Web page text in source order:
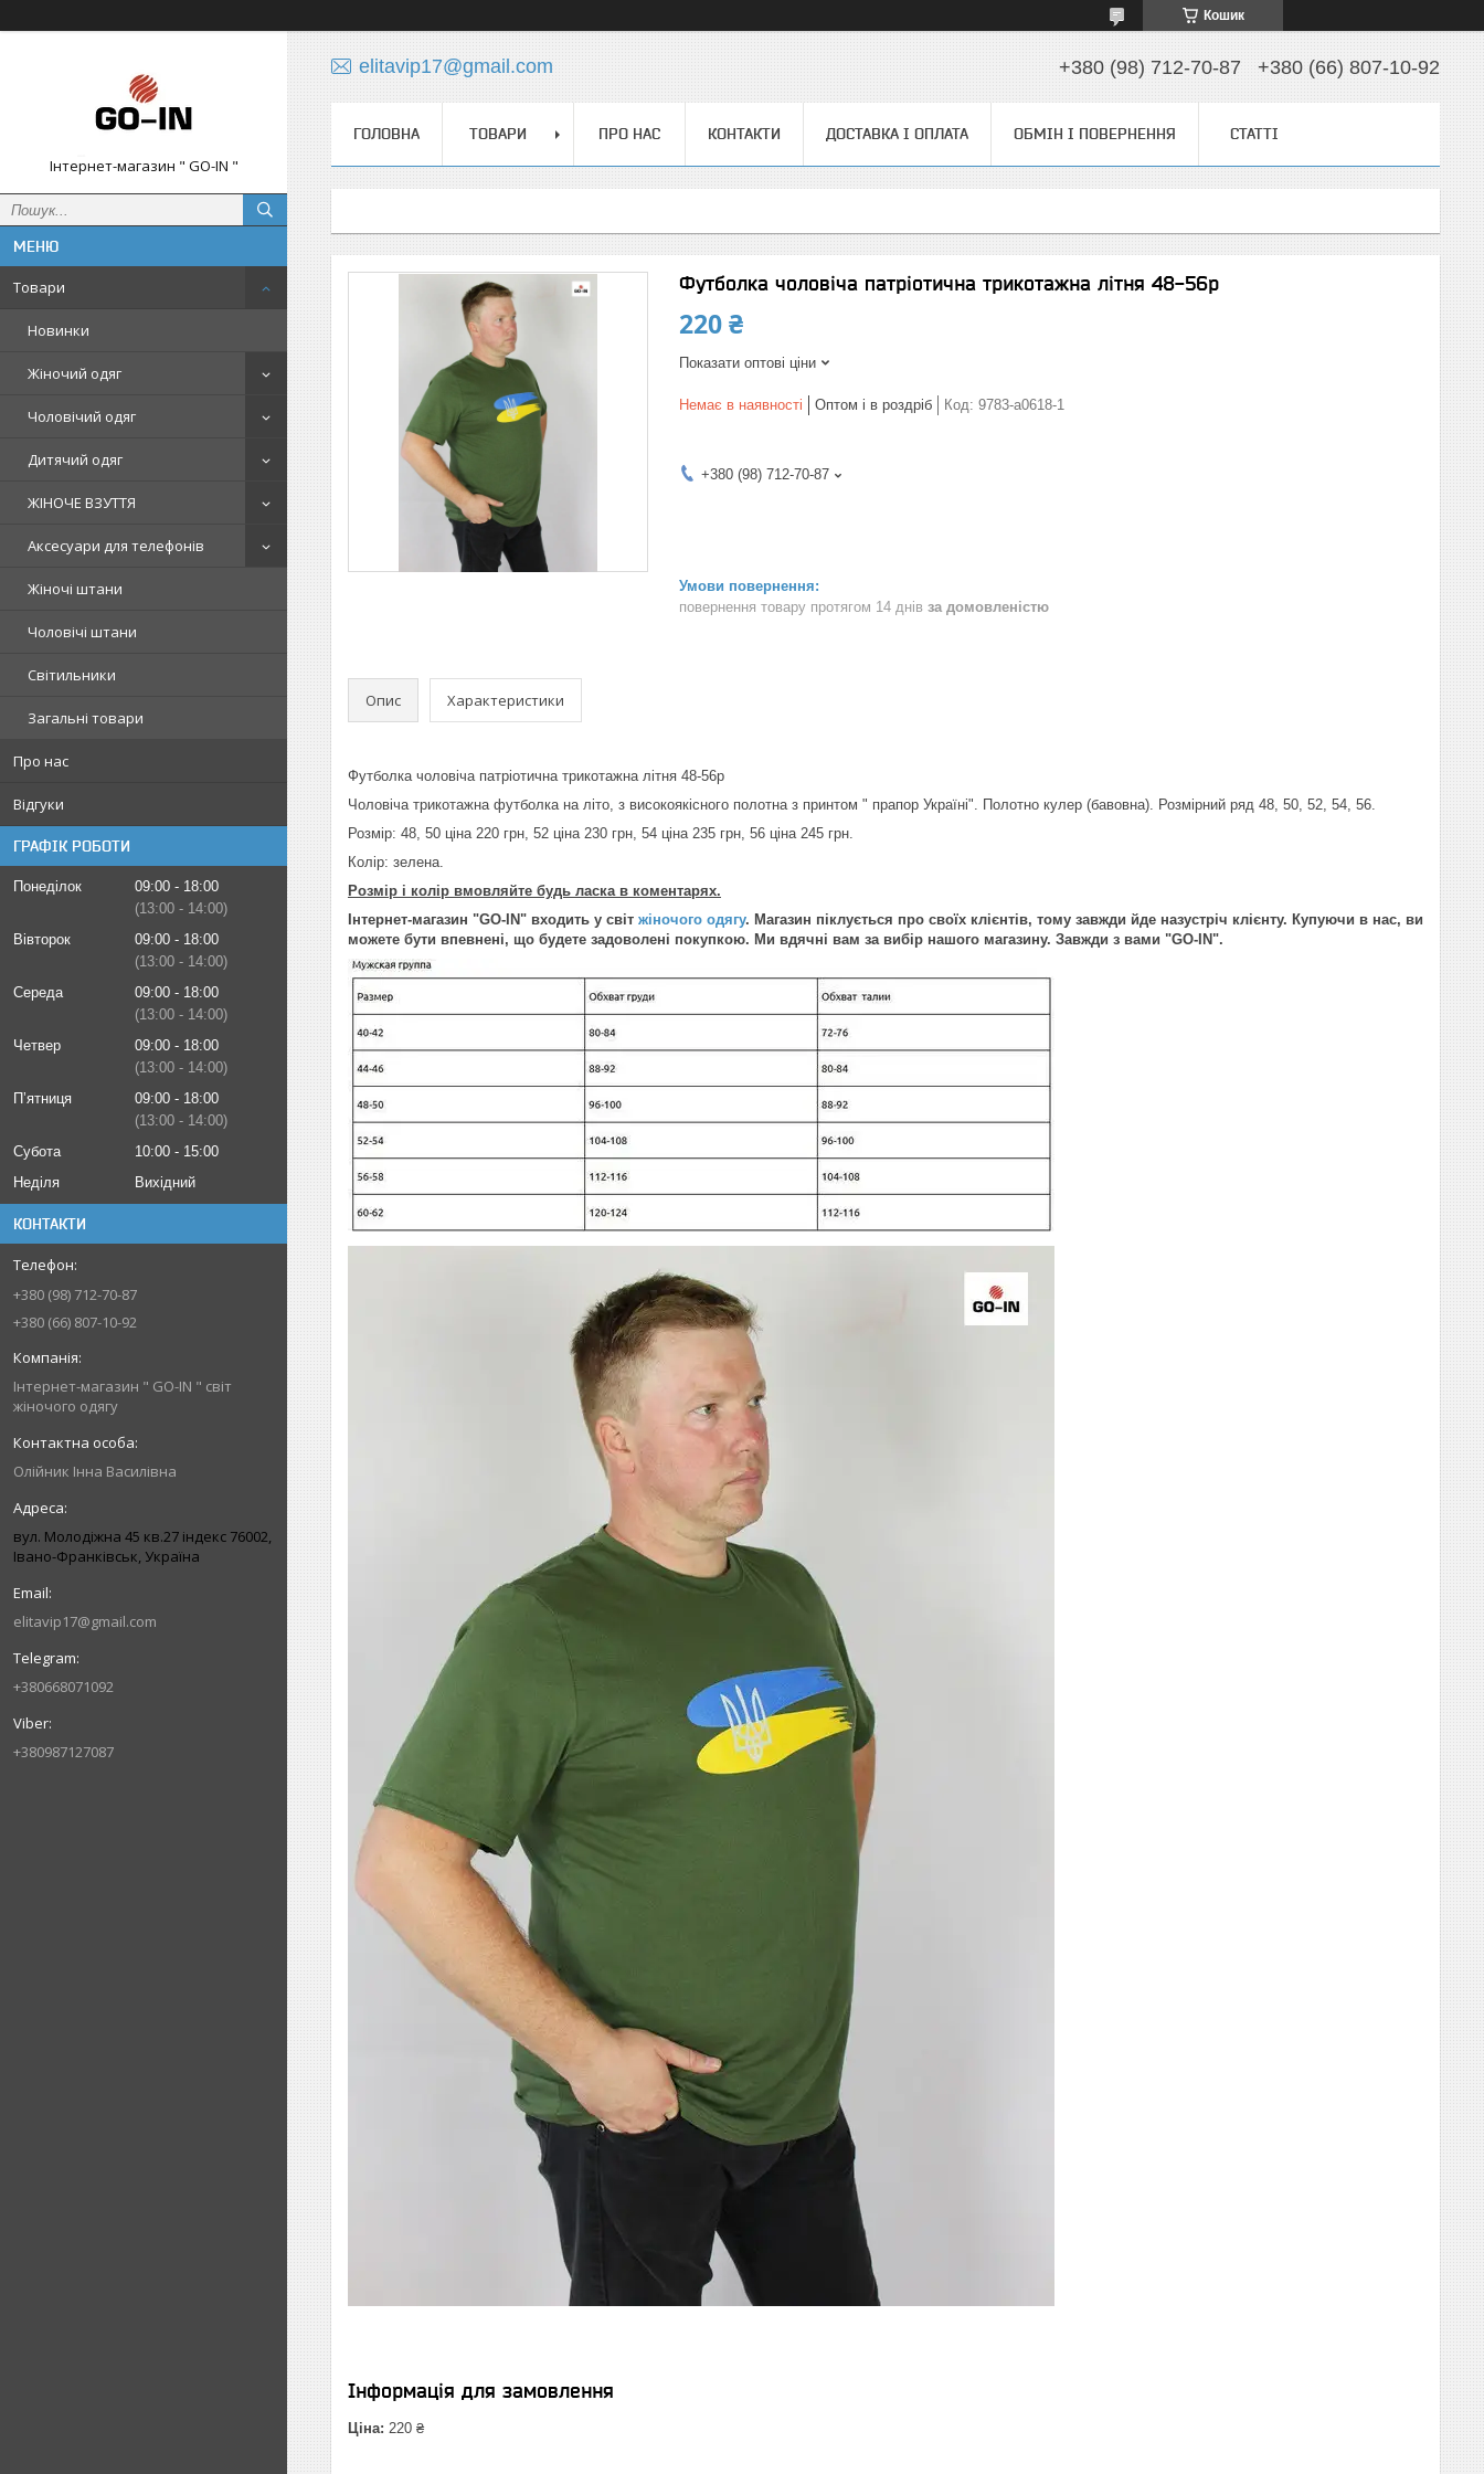
Кошик
Інтернет-магазин " GO-IN "
Товари
Новинки
Жіночий одяг
Чоловічий одяг
Дитячий одяг
ЖІНОЧЕ ВЗУТТЯ
Аксесуари для телефонів
Жіночі штани
Чоловічі штани
Світильники
Загальні товари
Про нас
Відгуки
ГРАФІК РОБОТИ
Понеділок 09:00
18:00
13:00
14:00
Вівторок
09:00
18:00
13:00
14:00
Середа
09:00
18:00
13:00
14:00
Четвер
09:00
18:00
13:00
14:00
Пʼятниця
09:00
18:00
13:00
14:00
Субота
10:00
15:00
Неділя
Вихідний
КОНТАКТИ
+380 (98) 712-70-87
+380 (66) 807-10-92
Інтернет-магазин " GO-IN " світ
жіночого одягу
Олійник Інна Василівна
вул. Молодіжна 45 кв.27 індекс 76002,
Івано-Франківськ, Україна
elitavip17@gmail.com
+380668071092
+380987127087
elitavip17@gmail.com +380 (98) 712-70-87 +380 (66) 807-10-92
ГОЛОВНА ТОВАРИ ПРО НАС КОНТАКТИ ДОСТАВКА І ОПЛАТА ОБМІН І ПОВЕРНЕННЯ СТАТТІ
Футболка чоловіча патріотична трикотажна літня 48-56р
220 ₴
Показати оптові ціни
Немає в наявності Оптом і в роздріб Код: 9783-а0618-1
+380 (98) 712-70-87
повернення товару протягом 14 днів за домовленістю
Опис Характеристики
Футболка чоловіча патріотична трикотажна літня 48-56р
Чоловіча трикотажна футболка на літо, з високоякісного полотна з принтом " прапор Україні". Полотно кулер (бавовна). Розмірний ряд 48, 50, 52, 54, 56.
Розмір: 48, 50 ціна 220 грн, 52 ціна 230 грн, 54 ціна 235 грн, 56 ціна 245 грн.
Колір: зелена.
Розмір і колір вмовляйте будь ласка в коментарях.
Інтернет-магазин "GO-IN" входить у світ жіночого одягу. Магазин піклується про своїх клієнтів, тому завжди йде назустріч клієнту. Купуючи в нас, ви
можете бути впевнені, що будете задоволені покупкою. Ми вдячні вам за вибір нашого магазину. Завжди з вами "GO-IN".
Інформація для замовлення
Ціна: 220 ₴